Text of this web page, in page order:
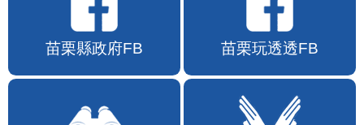
苗栗縣政府FB 苗栗玩透透FB